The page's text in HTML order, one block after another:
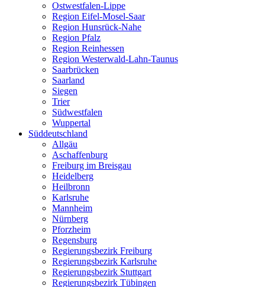
Ostwestfalen-Lippe
Region Eifel-Mosel-Saar
Region Hunsrück-Nahe
Region Pfalz
Region Reinhessen
Region Westerwald-Lahn-Taunus
Saarbrücken
Saarland
Siegen
Trier
Südwestfalen
Wuppertal
Süddeutschland
Allgäu
Aschaffenburg
Freiburg im Breisgau
Heidelberg
Heilbronn
Karlsruhe
Mannheim
Nürnberg
Pforzheim
Regensburg
Regierungsbezirk Freiburg
Regierungsbezirk Karlsruhe
Regierungsbezirk Stuttgart
Regierungsbezirk Tübingen